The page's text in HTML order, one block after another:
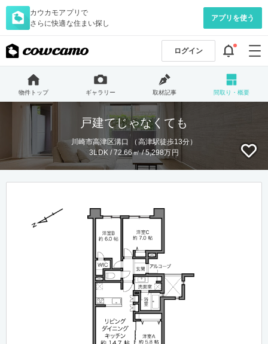
カウカモアプリで
さらに快適な住まい探し
アプリを使う
ログイン
物件トップ ギャラリー 取材記事 間取り・概要
戸建てじゃなくても
川崎市高津区溝口 （高津駅徒歩13分）
3LDK / 72.66㎡ / 5,298万円